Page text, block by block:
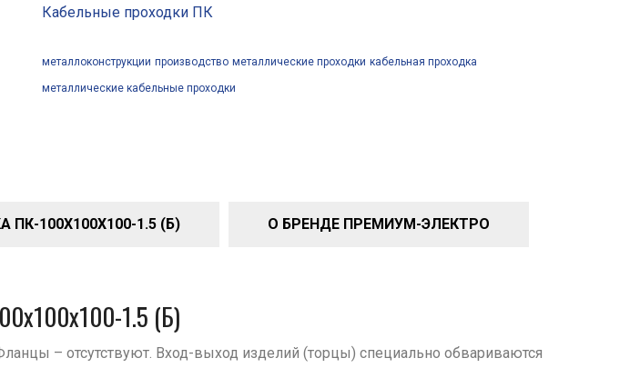
Кабельные проходки ПК
металлоконструкции производство металлические проходки кабельная проходка
металлические кабельные проходки
100Х100Х100-1.5 (Б) О БРЕНДЕ ПРЕМИУМ-ЭЛЕКТРО
1.5 (Б)
– отсутствуют. Вход-выход изделий (торцы) специально обвариваются